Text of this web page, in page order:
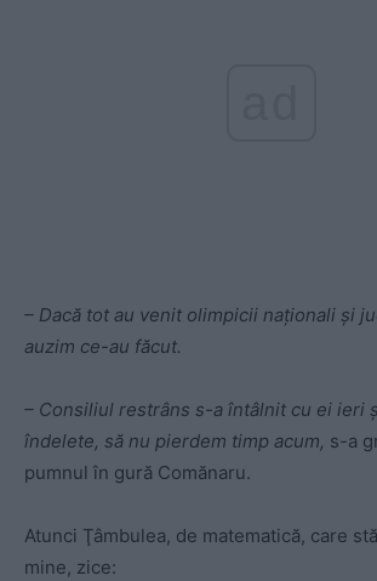
– Dacă tot au venit olimpicii naţionali şi
auzim ce-au făcut.
– Consiliul restrâns s-a întâlnit cu ei ieri
îndelete, să nu pierdem timp acum, s-a
pumnul în gură Comănaru.
Atunci Ţâmbulea, de matematică, care
mine, zice: